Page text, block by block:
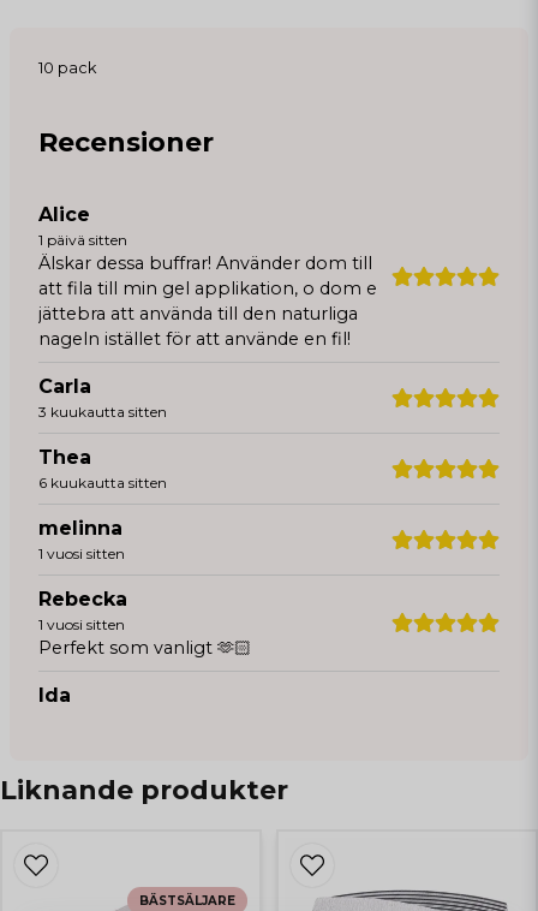
10 pack
Recensioner
Alice
1 päivä sitten
Älskar dessa buffrar! Använder dom till
att fila till min gel applikation, o dom e
jättebra att använda till den naturliga
nageln istället för att använde en fil!
Carla
3 kuukautta sitten
Thea
6 kuukautta sitten
melinna
1 vuosi sitten
Rebecka
1 vuosi sitten
Perfekt som vanligt 🫶🏻
Ida
Liknande produkter
BÄSTSÄLJARE